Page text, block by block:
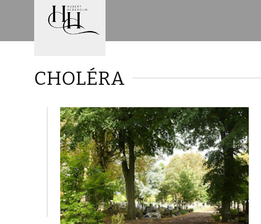
CHOLÉRA